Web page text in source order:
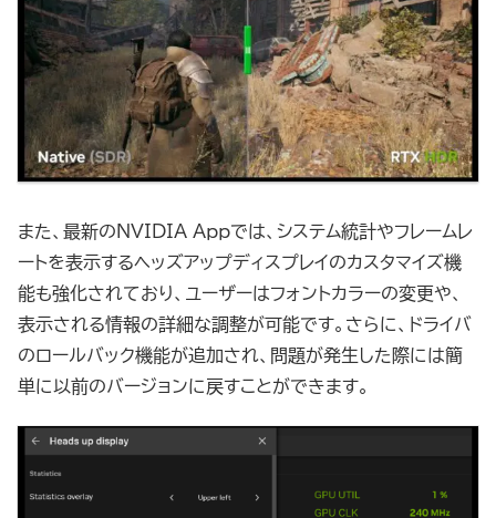
また、最新のNVIDIA Appでは、システム統計やフレームレ
ートを表示するヘッズアップディスプレイのカスタマイズ機
能も強化されており、ユーザーはフォントカラーの変更や、
表示される情報の詳細な調整が可能です。さらに、ドライバ
のロールバック機能が追加され、問題が発生した際には簡
単に以前のバージョンに戻すことができます。